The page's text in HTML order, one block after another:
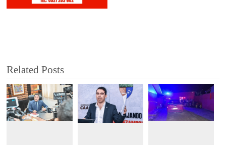
Related Posts